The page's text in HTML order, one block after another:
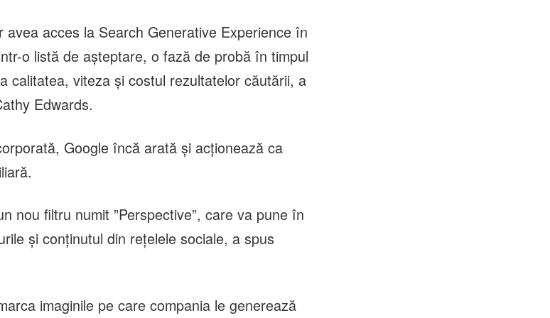
avea acces la Search Generative Experience în
o listă de aşteptare, o fază de probă în timpul
calitatea, viteza şi costul rezultatelor căutării, a
Edwards.
Google încă arată şi acţionează ca
nou filtru numit ”Perspective”, care va pune în
şi conţinutul din reţelele sociale, a spus
imaginile pe care compania le generează